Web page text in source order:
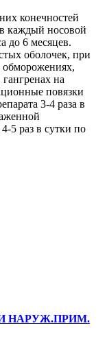
конечностей
каждый носовой
до 6 месяцев.
оболочек, при
обморожениях,
на
повязки
3-4 раза в
5 раз в сутки по
И НАРУЖ.ПРИМ.